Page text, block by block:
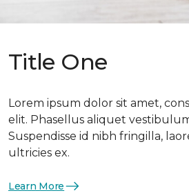
Title One
Lorem ipsum dolor sit amet,
elit. Phasellus aliquet
Suspendisse id nibh fringilla,
ultricies ex.
Learn More